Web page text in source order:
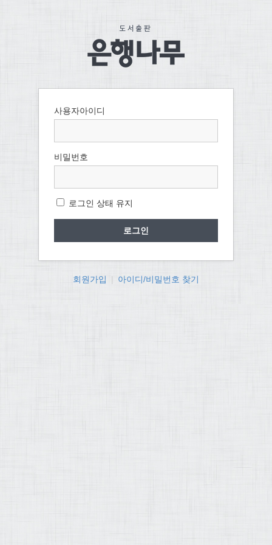
사용자아이디
비밀번호
로그인 상태 유지
회원가입 아이디/비밀번호 찾기